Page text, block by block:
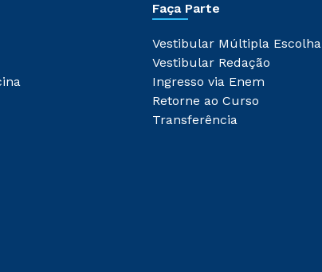
Faça Parte
Vestibular Múltipla Escolha
Vestibular Redação
Ingresso via Enem
Retorne ao Curso
Transferência